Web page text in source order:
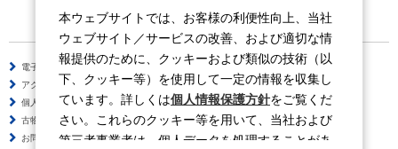
電子公告
サイトのご利用について
アクセシビリティポリシー
情報セキュリティポリシー
個人情報保護方針
ソーシャルメディアポリシー
古物営業法に基づく表示
サイトの使い方
お問い合わせ
よくある質問
本ウェブサイトでは、お客様の利便性向上、当社
ウェブサイト／サービスの改善、および適切な情
報提供のために、クッキーおよび類似の技術（以
下、クッキー等）を使用して一定の情報を収集し
ています。詳しくは個人情報保護方針をご覧くだ
さい。これらのクッキー等を用いて、当社および
第三者事業者は、個人データを処理することがあ